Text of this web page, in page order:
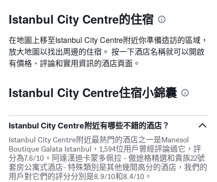
Istanbul City Centre的住宿
在地圖上移至Istanbul City Centre​​附近你準備造訪的區域，
放大地圖以找出周邊的住宿。 按一下酒店名稱就可以開啟
有價格、評論和實用資訊的酒店頁面。
Istanbul City Centre住宿小錦囊
Istanbul City Centre附近有哪些不錯的酒店？
Istanbul City Centre附近最熱門的酒店之一是Manesol
Boutique Galata Istanbul，1,594位用戶曾經評論過它，評
分為7.6/10。阿達漢迪卡蒙多佩拉 - 傲途格精選和貴族22號
套房公寓式酒店- 特殊類別是其他幾間高分的酒店，我們的
用戶對它們的評分分別是8.9/10和8.4/10。